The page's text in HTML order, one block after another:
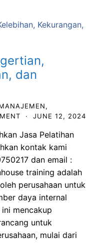
dan
,
· JUNE 12, 2024
Jasa Pelatihan
kontak kami
dan email :
training adalah
perusahaan untuk
daya internal
mencakup
untuk
mulai dari